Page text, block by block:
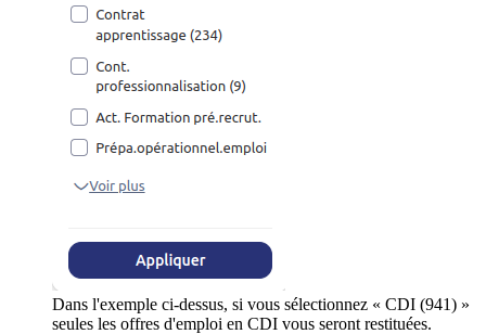
Dans l'exemple ci-dessus, si vous sélectionnez « CDI (941) »
seules les offres d'emploi en CDI vous seront restituées.